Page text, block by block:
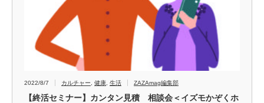
2022/8/7 カルチャー 健康 生活 ZAZAmag編集部
【終活セミナー】カンタン見積 相談会＜イズモかぞくホ